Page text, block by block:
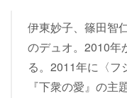
伊東妙子、篠田智
のデュオ。2010年
る。2011年に〈フ
『下衆の愛』の